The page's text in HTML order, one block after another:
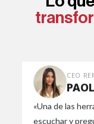
conocer mejor
por lo tanto los
«Una de las
escuchar y
dos grandes